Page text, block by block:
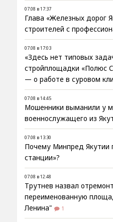
07.08 в 17:37
Глава «Железных дорог
строителей с
07.08 в 17:03
«Здесь нет типовых
стройплощадки «Полюс
— о работе в суровом
07.08 в 14:45
Мошенники выманили у
военнослужащего из
07.08 в 13:30
Почему Минпред Якутии
станции»?
07.08 в 12:48
Трутнев назвал
переименованную
Ленина"
1